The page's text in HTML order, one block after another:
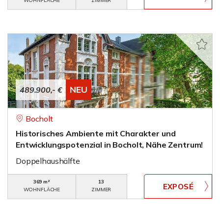
489.900,- € NEU
Bocholt
Historisches Ambiente mit Charakter und
Entwicklungspotenzial in Bocholt, Nähe Zentrum!
Doppelhaushälfte
369 m²
WOHNFLÄCHE
13
ZIMMER